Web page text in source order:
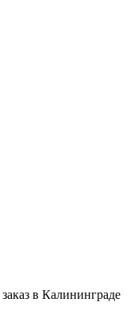
в Калининграде